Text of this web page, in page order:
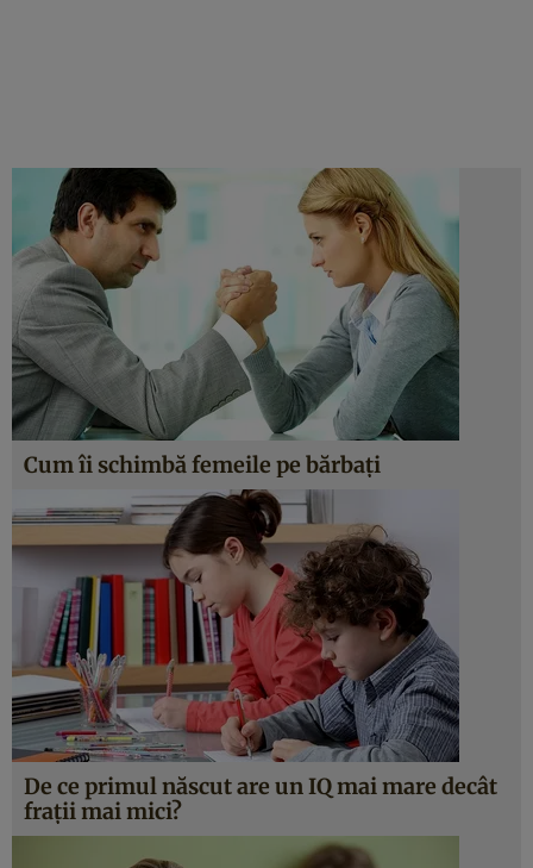
Cum îi schimbă femeile pe bărbaţi
De ce primul născut are un IQ mai mare decât
fraţii mai mici?